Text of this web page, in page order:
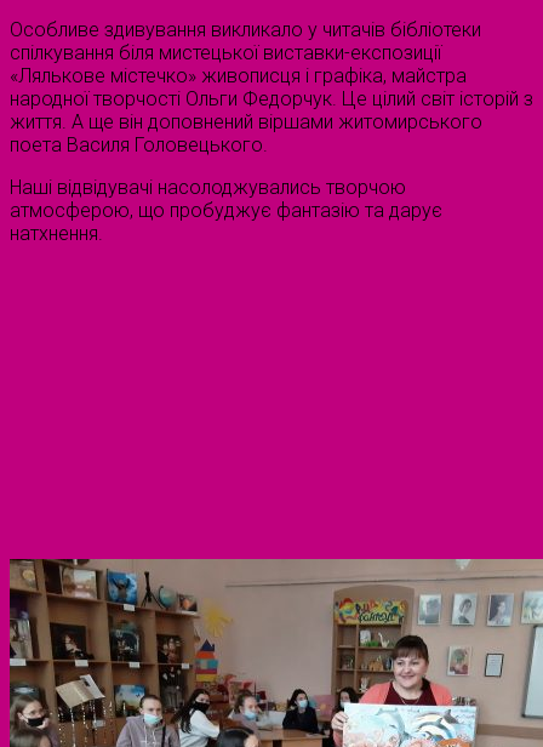
Особливе здивування викликало у читачів бібліотеки
спілкування біля мистецької виставки-експозиції
«Лялькове містечко» живописця і графіка, майстра
народної творчості Ольги Федорчук. Це цілий світ історій з
життя. А ще він доповнений віршами житомирського
поета Василя Головецького.
Наші відвідувачі насолоджувались творчою
атмосферою, що пробуджує фантазію та дарує
натхнення.